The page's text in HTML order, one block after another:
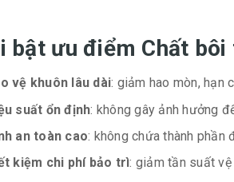
bật ưu điểm Chất bôi
vệ khuôn lâu dài: giảm hao mòn, hạn
suất ổn định: không gây ảnh hưởng
an toàn cao: không chứa thành phần
kiệm chi phí bảo trì: giảm tần suất